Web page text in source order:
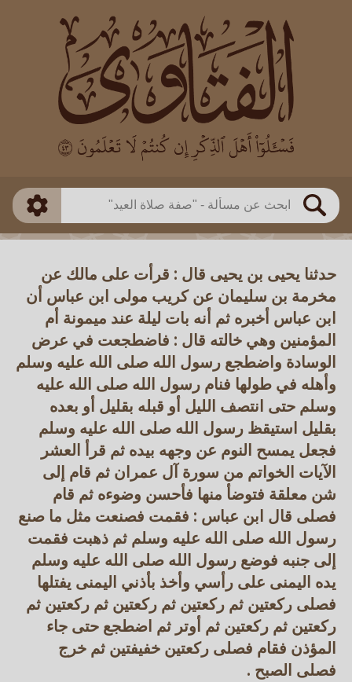
بحث
العالم
بن باز
بن العثيمين
اللجنة الدائمة
طريقة البحث
ذكي
حدثنا يحيى بن يحيى قال : قرأت على مالك عن
مخرمة بن سليمان عن كريب مولى ابن عباس أن
ابن عباس أخبره ثم أنه بات ليلة عند ميمونة أم
المؤمنين وهي خالته قال : فاضطجعت في عرض
الوسادة واضطجع رسول الله صلى الله عليه وسلم
وأهله في طولها فنام رسول الله صلى الله عليه
وسلم حتى انتصف الليل أو قبله بقليل أو بعده
بقليل استيقظ رسول الله صلى الله عليه وسلم
فجعل يمسح النوم عن وجهه بيده ثم قرأ العشر
الآيات الخواتم من سورة آل عمران ثم قام إلى
شن معلقة فتوضأ منها فأحسن وضوءه ثم قام
فصلى قال ابن عباس : فقمت فصنعت مثل ما صنع
رسول الله صلى الله عليه وسلم ثم ذهبت فقمت
إلى جنبه فوضع رسول الله صلى الله عليه وسلم
يده اليمنى على رأسي وأخذ بأذني اليمنى يفتلها
فصلى ركعتين ثم ركعتين ثم ركعتين ثم ركعتين ثم
ركعتين ثم ركعتين ثم أوتر ثم اضطجع حتى جاء
المؤذن فقام فصلى ركعتين خفيفتين ثم خرج
فصلى الصبح .